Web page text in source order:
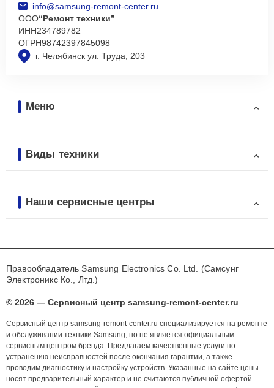
г. Челябинск ул. Труда, 203
info@samsung-remont-center.ru
ООО“Ремонт техники”
ИНН234789782
ОГРН98742397845098
Меню
Виды техники
Наши сервисные центры
Правообладатель Samsung Electronics Co. Ltd. (Самсунг
Электроникс Ко., Лтд.)
© 2026 — Сервисный центр samsung-remont-center.ru
Сервисный центр samsung-remont-center.ru специализируется на ремонте
и обслуживании техники Samsung, но не является официальным
сервисным центром бренда. Предлагаем качественные услуги по
устранению неисправностей после окончания гарантии, а также
проводим диагностику и настройку устройств. Указанные на сайте цены
носят предварительный характер и не считаются публичной офертой —